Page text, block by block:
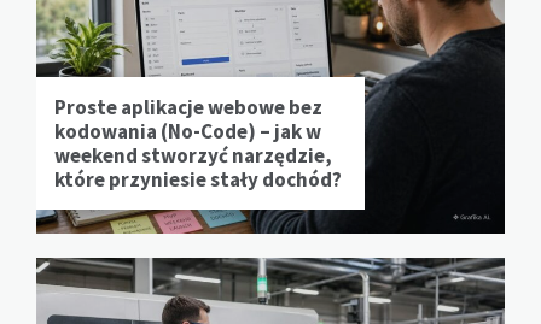
Proste aplikacje webowe bez
kodowania (No-Code) – jak w
weekend stworzyć narzędzie,
które przyniesie stały dochód?